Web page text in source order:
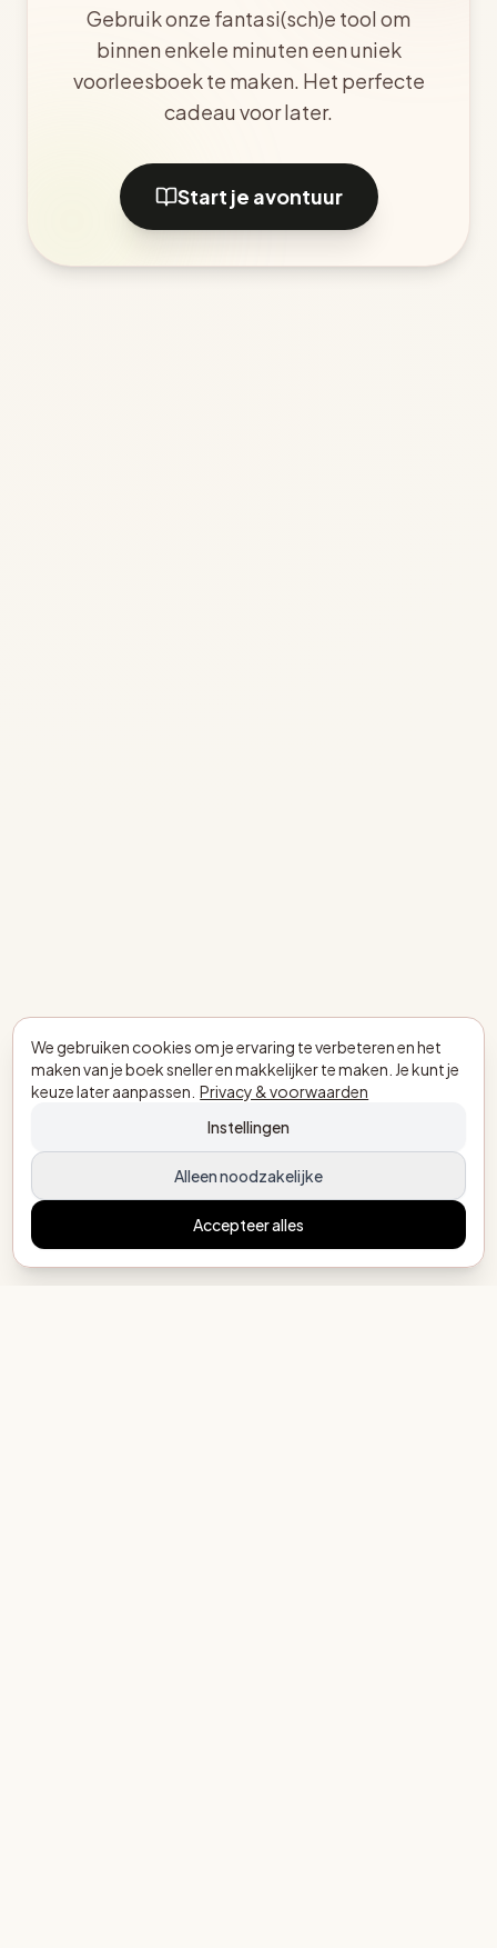
Gebruik onze fantasi(sch)e tool om
binnen enkele minuten een uniek
voorleesboek te maken. Het perfecte
cadeau voor later.
Start je avontuur
We gebruiken cookies om je ervaring te verbeteren en het
maken van je boek sneller en makkelijker te maken. Je kunt je
keuze later aanpassen. Privacy & voorwaarden
Instellingen
Alleen noodzakelijke
Accepteer alles